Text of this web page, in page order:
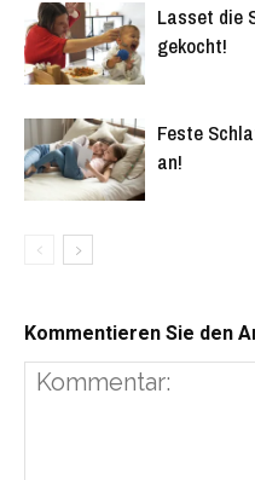
Lasset die
gekocht!
Feste
an!
Kommentieren Sie den